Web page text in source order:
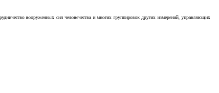
вооруженных сил человечества и многих группировок других измерений, управляющих